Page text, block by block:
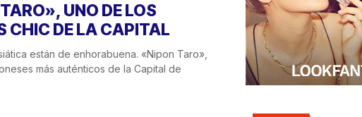
UNO DE LOS
CHIC DE LA CAPITAL
están de enhorabuena. «Nipon Taro»,
más auténticos de la Capital de